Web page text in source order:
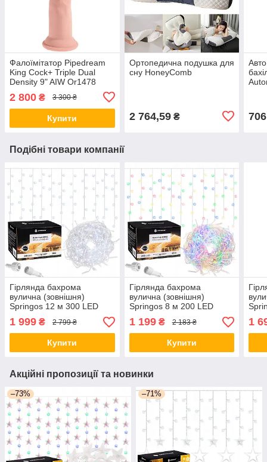
Фалоїмітатор Pipedream
King Cock+ Triple Dual
Density 9" AIW Or1478
2 800 ₴ 3 300 ₴
Купити
Ортопедична подушка для
сну HoneyСomb
2 764,59₴
Подібні товари компанії
Гірлянда бахрома
вулична (зовнішня)
Springos 12 м 300 LED
CL300 Cold White orig1639
1 999 ₴ 2 799 ₴
Купити
Гірлянда бахрома
вулична (зовнішня)
Springos 8 м 200 LED
CL0203 Mix orig701
1 199₴ 2 183 ₴
Купити
1
Акційні пропозиції та новинки
–73% –71%